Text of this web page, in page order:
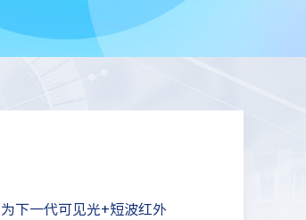
下一代可见光+短波红外